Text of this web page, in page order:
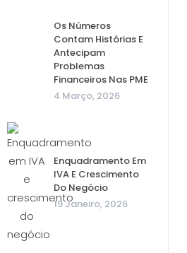
Os Números
Contam Histórias E
Antecipam
Problemas
Financeiros Nas PME
4 Março, 2026
Enquadramento Em
IVA E Crescimento
Do Negócio
19 Janeiro, 2026